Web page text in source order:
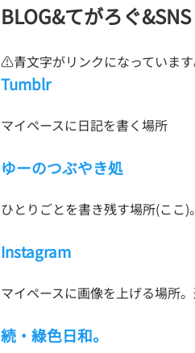
BLOG&てがろぐ&SNS
⚠青文字がリンクになっていま
Tumblr
マイペースに日記を書く場所
ゆーのつぶやき処
ひとりごとを書き残す場所(ここ
Instagram
マイペースに画像を上げる場所
続・綠色日和。